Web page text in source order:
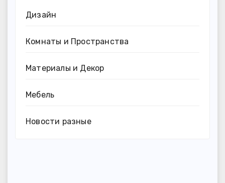
Дизайн
Комнаты и Пространства
Материалы и Декор
Мебель
Новости разные